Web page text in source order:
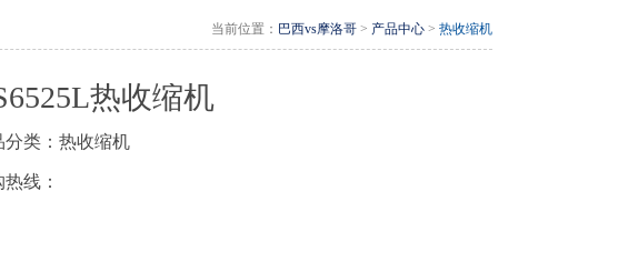
当前位置： 巴西vs摩洛哥 > 产品中心 > 热收缩机
热收缩机
分类：热收缩机
线：